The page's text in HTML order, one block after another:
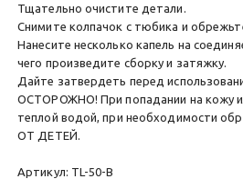
Тщательно очистите детали.
Снимите колпачок с тюбика и
Нанесите несколько капель на
чего произведите сборку и затяжку.
Дайте затвердеть перед
ОСТОРОЖНО! При попадании на кожу
теплой водой, при необходимости
ОТ ДЕТЕЙ.
Артикул: TL-50-B